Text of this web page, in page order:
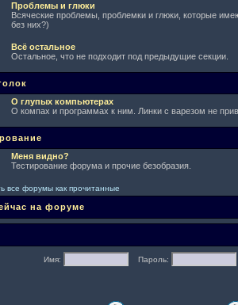
Проблемы и глюки
Всяческие проблемы, проблемки и глюки, которые
без них?)
Всё остальное
Остальное, что не подходит под предыдущие секции.
О глупых компьютерах
О компах и программах к ним. Линки с варезом не
Меня видно?
Тестирование форума и прочие безобразия.
все форумы как прочитанные
на форуме
Имя: Пароль: